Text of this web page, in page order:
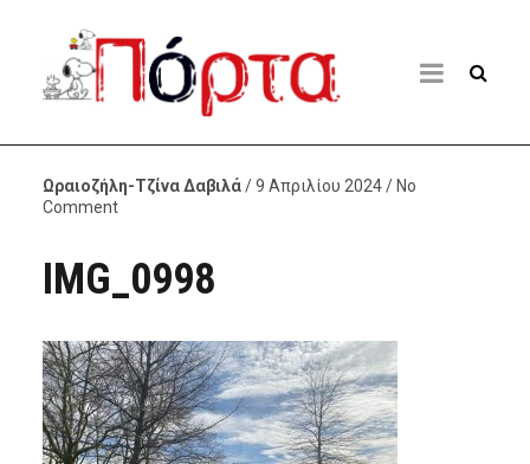
Ωραιοζήλη-Τζίνα Δαβιλά/ 9 Απριλίου 2024 / No
Comment
IMG_0998